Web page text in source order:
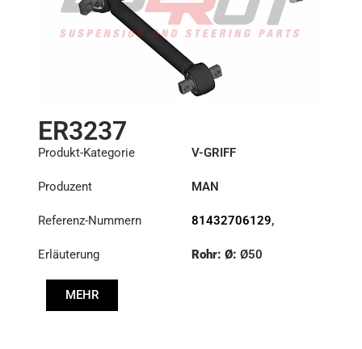
ER3237
Produkt-Kategorie V-GRIFF
Produzent MAN
Referenz-Nummern 81432706129,
81432706131
Erläuterung Rohr: Ø: Ø50
MEHR